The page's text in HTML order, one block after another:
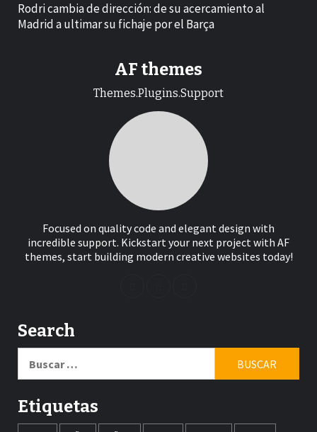
Rodri cambia de dirección: de su acercamiento al
Madrid a ultimar su fichaje por el Barça
AF themes
Themes.Plugins.Support
Focused on quality code and elegant design with
incredible support. Kickstart your next project with AF
themes, start building modern creative websites today!
Search
Etiquetas